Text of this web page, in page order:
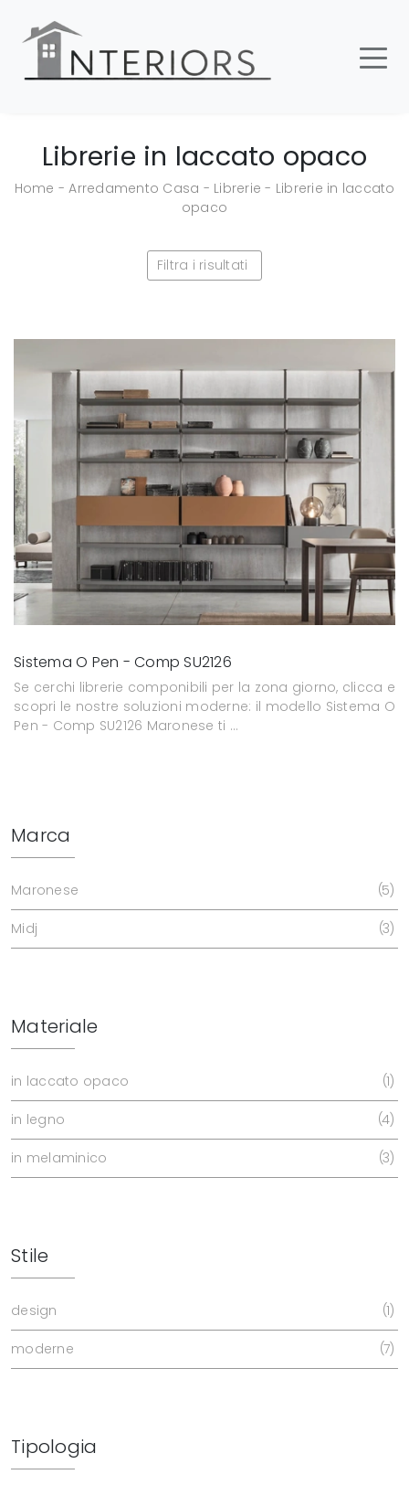
Librerie in laccato opaco
Home -Arredamento Casa - Librerie - Librerie in laccato
opaco
Filtra i risultati
Sistema O Pen - Comp SU2126
Se cerchi librerie componibili per la zona giorno, clicca e
scopri le nostre soluzioni moderne: il modello Sistema O
Pen - Comp SU2126 Maronese ti ...
Marca
Maronese 5
Midj 3
Materiale
in laccato opaco 1
in legno 4
in melaminico 3
Stile
design 1
moderne 7
Tipologia